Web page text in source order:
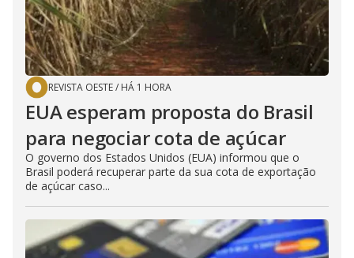
REVISTA OESTE/ HÁ 1 HORA
EUA esperam proposta do Brasil
para negociar cota de açúcar
O governo dos Estados Unidos (EUA) informou que o
Brasil poderá recuperar parte da sua cota de exportação
de açúcar caso...